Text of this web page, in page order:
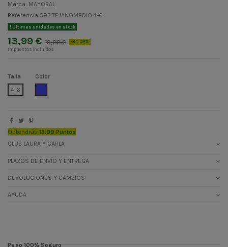
Marca: MAYORAL
Referencia 593.TEJANOMEDIO.4-6
Últimas unidades en stock
13,99 € 19,99 € -30,02%
Impuestos incluidos
Talla
4-6
Color
Obtendrás 13.99 Puntos
CLUB LAURA Y CARLA
PLAZOS DE ENVÍO Y ENTREGA
DEVOLUCIONES Y CAMBIOS
AYUDA
Pago 100% Seguro